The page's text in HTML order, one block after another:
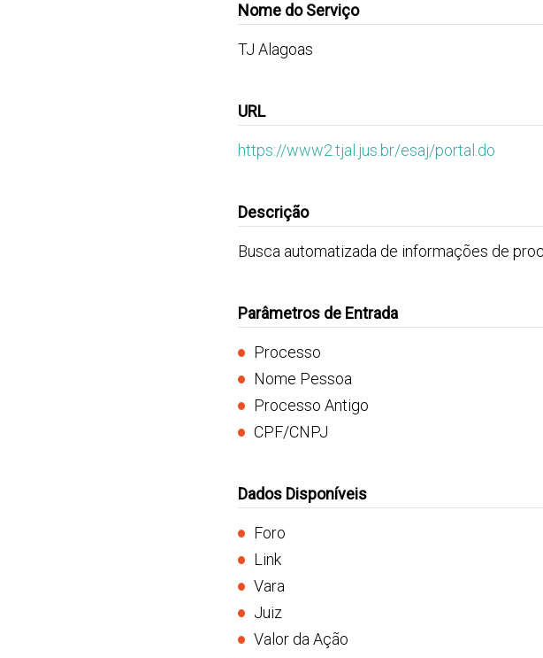
Nome do Serviço
TJ Alagoas
URL
https://www2.tjal.jus.br/esaj/portal.do
Descrição
Busca automatizada de informações de
Parâmetros de Entrada
Processo
Nome Pessoa
Processo Antigo
CPF/CNPJ
Dados Disponíveis
Foro
Link
Vara
Juiz
Valor da Ação